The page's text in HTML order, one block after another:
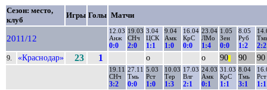
Сезон: место,
клуб
Игры Голы Матчи
2011/12
12.03
Анж
0:0
19.03
СНч
2:0
3.04
ЦСК
1:1
9.04
Амк
1:0
16.04
КрС
0:0
23.04
ЛМо
1:4
1.05
Зен
0:0
8.05
Руб
1:2 2:2
9. «Краснодар» 23 1 о о 90 90 90
19.11
СНч
3:2
27.11
Тмь
0:0
5.03
Рст
1:0
10.03
Тер
1:3
17.03
Влг
2:1
24.03
Амк
0:1
31.03
КрС
1:1
8.04
Тмь
3:1
Рст
1:1